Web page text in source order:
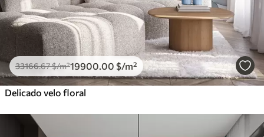
33166.67$/m²19900.00 $/m²
Delicado velo floral